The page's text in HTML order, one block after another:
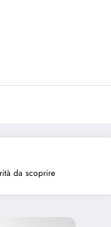
da scoprire